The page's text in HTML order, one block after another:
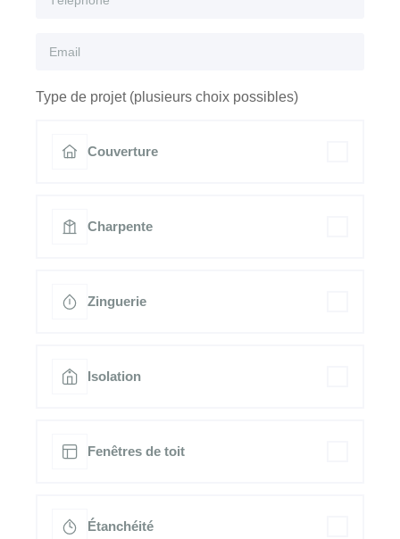
Type de projet (plusieurs choix possibles)
Couverture
Charpente
Zinguerie
Isolation
Fenêtres de toit
Étanchéité